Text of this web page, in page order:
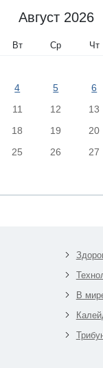
Август 2026
Вт Ср Чт
4 5 6
11 12 13
18 19 20
25 26 27
В